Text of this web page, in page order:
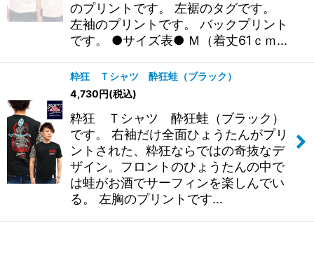
のプリントです。 左裾のタグです。
左袖のプリントです。 バックプリント
です。 ●サイズ表● Ｍ（着丈61ｃｍ…
粋狂 Ｔシャツ 酔狂蛙（ブラック）
4,730円(税込)
粋狂 Ｔシャツ 酔狂蛙（ブラック）
です。 右袖だけ全面ひょうたんがプリ
ントされた、粋狂ならではの奇抜なデ
ザイン。フロントのひょうたんの中で
は蛙がお酒でサーフィンを楽しんでい
る。 左胸のプリントです…